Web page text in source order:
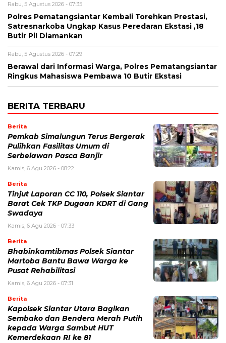
Rabu, 5 Agustus 2026 - 07:35
Polres Pematangsiantar Kembali Torehkan Prestasi,
Satresnarkoba Ungkap Kasus Peredaran Ekstasi ,18
Butir Pil Diamankan
Rabu, 5 Agustus 2026 - 07:29
Berawal dari Informasi Warga, Polres Pematangsiantar
Ringkus Mahasiswa Pembawa 10 Butir Ekstasi
BERITA TERBARU
Berita
Pemkab Simalungun Terus Bergerak
Pulihkan Fasilitas Umum di
Serbelawan Pasca Banjir
Kamis, 6 Agu 2026 - 08:22
Berita
Tinjut Laporan CC 110, Polsek Siantar
Barat Cek TKP Dugaan KDRT di Gang
Swadaya
Kamis, 6 Agu 2026 - 07:33
Berita
Bhabinkamtibmas Polsek Siantar
Martoba Bantu Bawa Warga ke
Pusat Rehabilitasi
Kamis, 6 Agu 2026 - 07:31
Berita
Kapolsek Siantar Utara Bagikan
Sembako dan Bendera Merah Putih
kepada Warga Sambut HUT
Kemerdekaan RI ke 81